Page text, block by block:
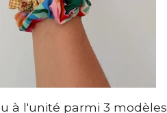
à l'unité parmi 3 modèles